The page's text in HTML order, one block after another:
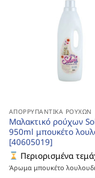
ΑΠΟΡΡΥΠΑΝΤΙΚΆ ΡΟΎΧΩΝ
Μαλακτικό ρούχων
950ml μπουκέτο
[40605019]
Περιορισμένα
Άρωμα μπουκέτο